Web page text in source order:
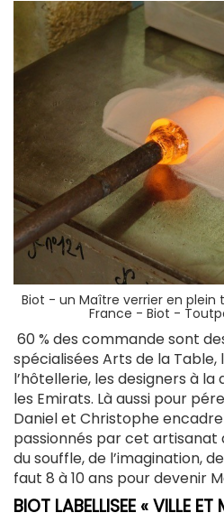
Biot - un Maître verrier en plein
France - Biot -
60 % des commande sont
spécialisées Arts de la
l’hôtellerie, les designers à la
les Emirats. Là aussi pour
Daniel et Christophe
passionnés par cet artisanat
du souffle, de l’imagination,
faut 8 à 10 ans pour devenir
BIOT LABELLISEE « VILLE ET